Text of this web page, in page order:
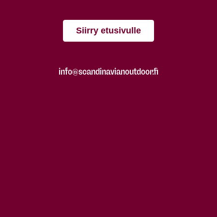
Siirry etusivulle
info@scandinavianoutdoor.fi